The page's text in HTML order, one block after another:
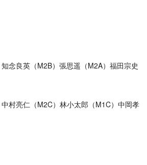
念良英（M2B）張思遥（M2A）福田宗史
村亮仁（M2C）林小太郎（M1C）中岡孝